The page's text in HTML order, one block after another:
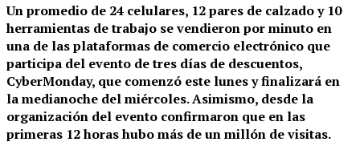
Un promedio de 24 celulares, 12 pares de calzado y 10
herramientas de trabajo se vendieron por minuto en
una de las plataformas de comercio electrónico que
participa del evento de tres días de descuentos,
CyberMonday, que comenzó este lunes y finalizará en
la medianoche del miércoles. Asimismo, desde la
organización del evento confirmaron que en las
primeras 12 horas hubo más de un millón de visitas.